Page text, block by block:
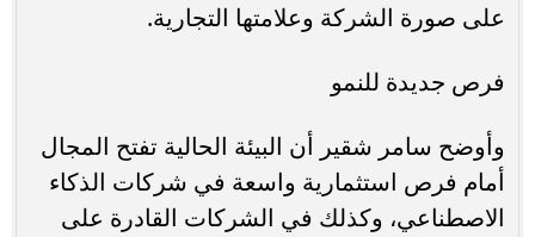
على صورة الشركة وعلامتها التجارية.
فرص جديدة للنمو
وأوضح سامر شقير أن البيئة الحالية تفتح المجال
أمام فرص استثمارية واسعة في شركات الذكاء
الاصطناعي، وكذلك في الشركات القادرة على